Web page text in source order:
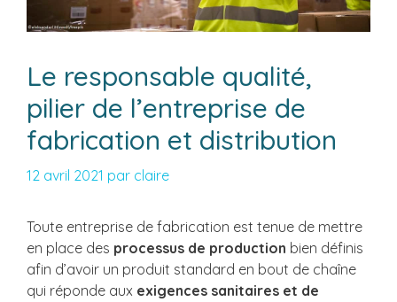
Le responsable qualité,
pilier de l’entreprise de
fabrication et distribution
12 avril 2021 par claire
Toute entreprise de fabrication est tenue de mettre
en place des processus de production bien définis
afin d’avoir un produit standard en bout de chaîne
qui réponde aux exigences sanitaires et de